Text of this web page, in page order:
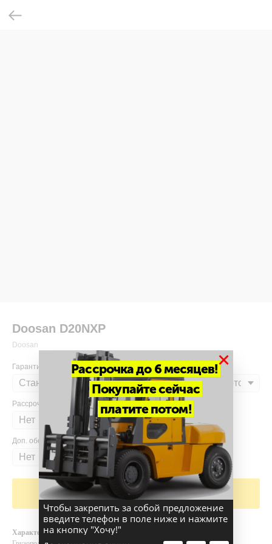
Doosan D20NXP
Doosan
Гарантия
Рассрочка
Доп. оборудование
Добавить в корзину
Характеристики
Рассрочка до 6 месяцев!
Покупайте сейчас
платите потом!
×
Чтобы закрепить за собой предложение
введите телефон в поле ниже и нажмите
на кнопку "Хочу!"